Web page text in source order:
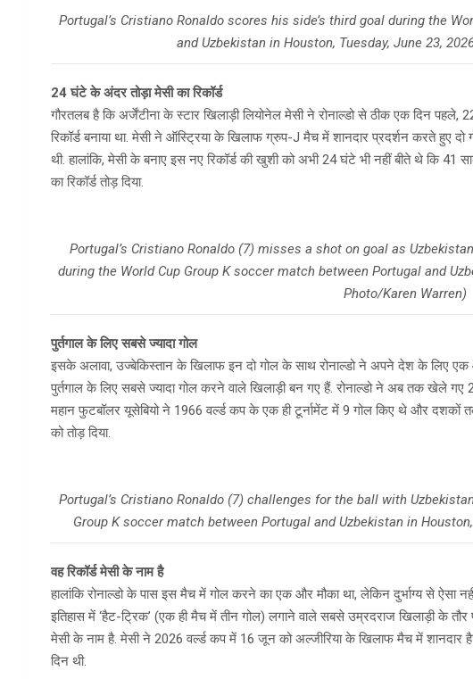
Portugal’s Cristiano Ronaldo scores his side’s third goal during the
and Uzbekistan in Houston, Tuesday, June 23,
24 घंटे के अंदर तोड़ा मेसी का रिकॉर्ड
गौरतलब है कि अर्जेंटीना के स्टार खिलाड़ी लियोनेल मेसी ने रोनाल्डो से ठीक एक दिन
रिकॉर्ड बनाया था. मेसी ने ऑस्ट्रिया के खिलाफ ग्रुप-J मैच में शानदार प्रदर्शन करते हुए
थी. हालांकि, मेसी के बनाए इस नए रिकॉर्ड की खुशी को अभी 24 घंटे भी नहीं बीते थे कि 41
का रिकॉर्ड तोड़ दिया.
Portugal’s Cristiano Ronaldo (7) misses a shot on goal as
during the World Cup Group K soccer match between Portugal and
Photo/Karen Warren)
पुर्तगाल के लिए सबसे ज्यादा गोल
इसके अलावा, उज्बेकिस्तान के खिलाफ इन दो गोल के साथ रोनाल्डो ने अपने देश के लिए एक
पुर्तगाल के लिए सबसे ज्यादा गोल करने वाले खिलाड़ी बन गए हैं. रोनाल्डो ने अब तक खेले
महान फुटबॉलर यूसेबियो ने 1966 वर्ल्ड कप के एक ही टूर्नामेंट में 9 गोल किए थे और दशकों
को तोड़ दिया.
Portugal’s Cristiano Ronaldo (7) challenges for the ball with
Group K soccer match between Portugal and Uzbekistan in
वह रिकॉर्ड मेसी के नाम है
हालांकि रोनाल्डो के पास इस मैच में गोल करने का एक और मौका था, लेकिन दुर्भाग्य से ऐसा
इतिहास में ‘हैट-ट्रिक’ (एक ही मैच में तीन गोल) लगाने वाले सबसे उम्रदराज खिलाड़ी के तौर
मेसी के नाम है. मेसी ने 2026 वर्ल्ड कप में 16 जून को अल्जीरिया के खिलाफ मैच में
दिन थी.